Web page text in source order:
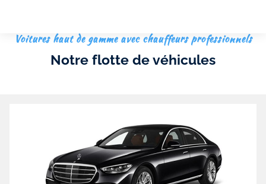
Notre flotte de véhicules
Voitures haut de gamme avec chauffeurs professionnels